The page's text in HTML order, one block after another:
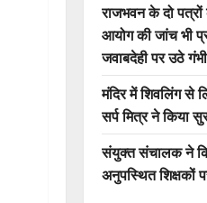
राजभवन के दो पत्रों
आयोग की जांच भी
जवाबदेही पर उठे
मंदिर में शिवलिंग से
सर्प मित्र ने किया
संयुक्त संचालक ने
अनुपस्थित शिक्षकों